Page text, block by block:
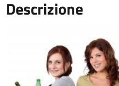
Descrizione